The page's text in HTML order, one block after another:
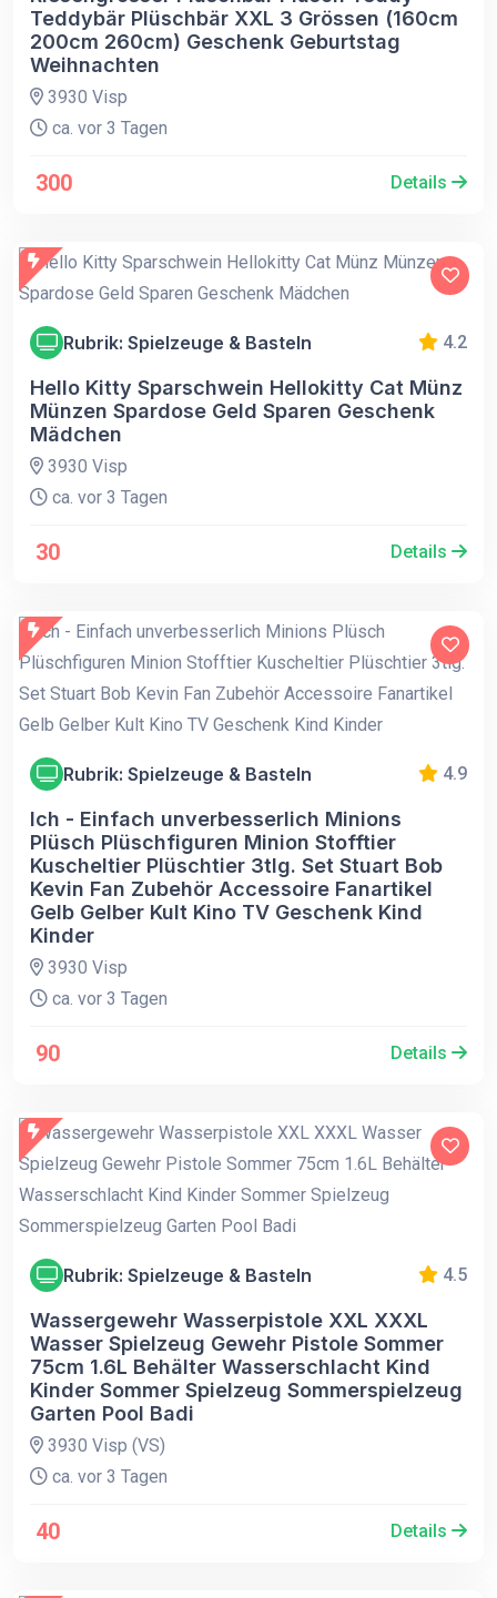
Teddybär Plüschbär XXL 3 Grössen (160cm
200cm 260cm) Geschenk Geburtstag
Weihnachten
3930 Visp
ca. vor 3 Tagen
300 Details
Rubrik: Spielzeuge & Basteln 4.2
Hello Kitty Sparschwein Hellokitty Cat Münz
Münzen Spardose Geld Sparen Geschenk
Mädchen
3930 Visp
ca. vor 3 Tagen
30 Details
Rubrik: Spielzeuge & Basteln 4.9
Ich - Einfach unverbesserlich Minions
Plüsch Plüschfiguren Minion Stofftier
Kuscheltier Plüschtier 3tlg. Set Stuart Bob
Kevin Fan Zubehör Accessoire Fanartikel
Gelb Gelber Kult Kino TV Geschenk Kind
Kinder
3930 Visp
ca. vor 3 Tagen
90 Details
Rubrik: Spielzeuge & Basteln 4.5
Wassergewehr Wasserpistole XXL XXXL
Wasser Spielzeug Gewehr Pistole Sommer
75cm 1.6L Behälter Wasserschlacht Kind
Kinder Sommer Spielzeug Sommerspielzeug
Garten Pool Badi
3930 Visp (VS)
ca. vor 3 Tagen
40 Details